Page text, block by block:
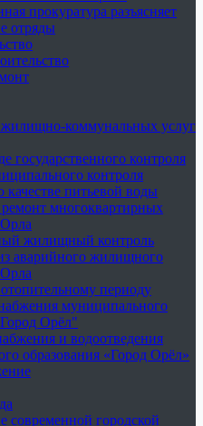
прокуратура разъясняет
отряды
коммунальных услуг
государственного контроля
контроля
питьевой воды
многоквартирных
жилищный контроль
аварийного жилищного
периоду
муниципального
Орёл"
и водоотведения
образования «Город Орёл»
современной городской